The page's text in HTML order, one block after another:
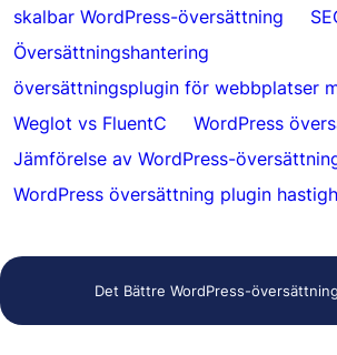
skalbar WordPress-översättning
Översättningshantering
översättningsplugin för webbplatser
Weglot vs FluentC
WordPress
Jämförelse av WordPress-
WordPress översättning plugin
Det Bättre WordPress-